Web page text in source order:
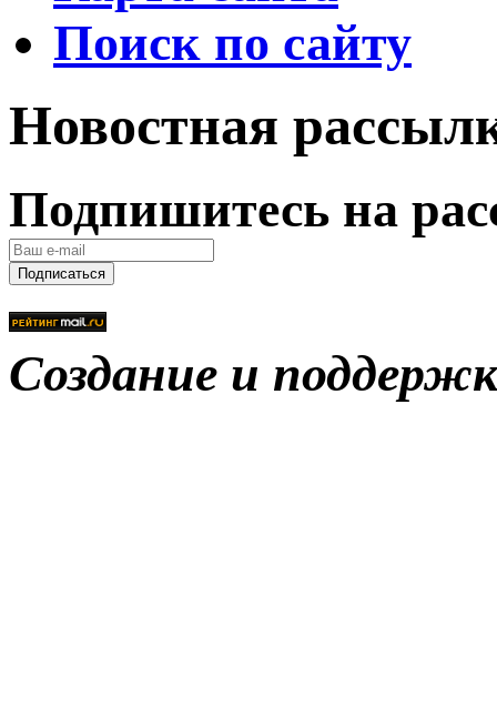
Поиск по сайту
Новостная
Подпишитесь на
Подписаться
Создание и